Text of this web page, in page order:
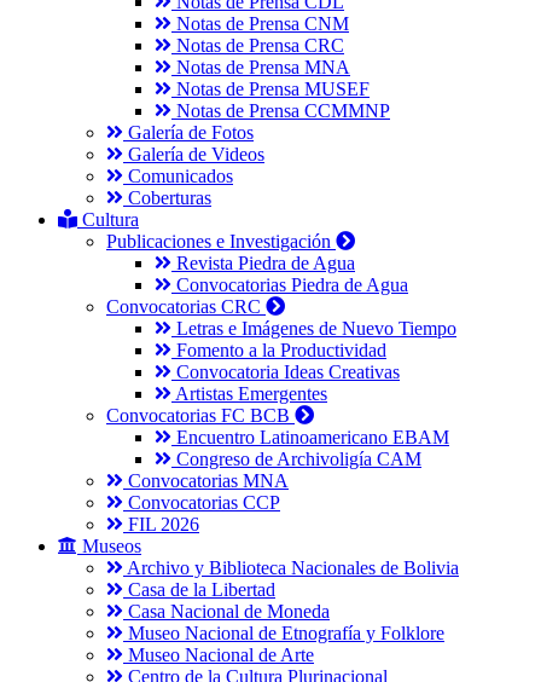
Notas de Prensa CNM
Notas de Prensa CRC
Notas de Prensa MNA
Notas de Prensa MUSEF
Notas de Prensa CCMMNP
Galería de Fotos
Galería de Videos
Comunicados
Coberturas
Cultura
Publicaciones e Investigación
Revista Piedra de Agua
Convocatorias Piedra de Agua
Convocatorias CRC
Letras e Imágenes de Nuevo Tiempo
Fomento a la Productividad
Convocatoria Ideas Creativas
Artistas Emergentes
Convocatorias FC BCB
Encuentro Latinoamericano EBAM
Congreso de Archivoligía CAM
Convocatorias MNA
Convocatorias CCP
FIL 2026
Museos
Archivo y Biblioteca Nacionales de Bolivia
Casa de la Libertad
Casa Nacional de Moneda
Museo Nacional de Etnografía y Folklore
Museo Nacional de Arte
Centro de la Cultura Plurinacional